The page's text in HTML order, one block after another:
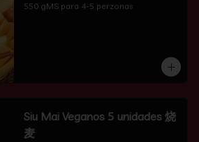
550 gMS para 4-5 perzonas
Siu Mai Veganos 5 unidades 烧
麦